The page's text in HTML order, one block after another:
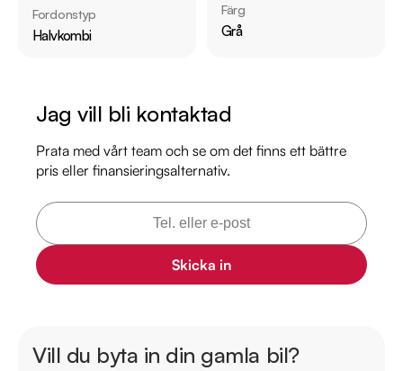
Senast servad:
2023-03-07 - 10592 mil
2024-03-06 - 12091 mil
2025-05-09 - 14382 mil
Besök
https://www.riddermarkbil.se/kopa-bil/mini/ytk306/
för att:
• Se närbilder och film på bilen
Fordonstyp
Halvkombi
Färg
Grå
Jag vill bli kontaktad
Prata med vårt team och se om det finns ett bättre
pris eller finansieringsalternativ.
Skicka in
Vill du byta in din gamla bil?